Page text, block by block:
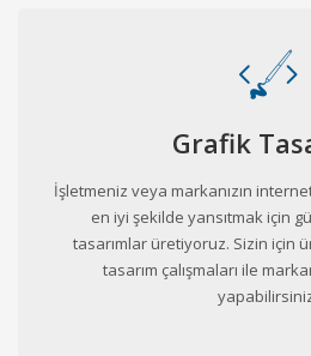
Grafik
İşletmeniz veya markanızın
en iyi şekilde yansıtmak için
tasarımlar üretiyoruz. Sizin için
tasarım çalışmaları ile